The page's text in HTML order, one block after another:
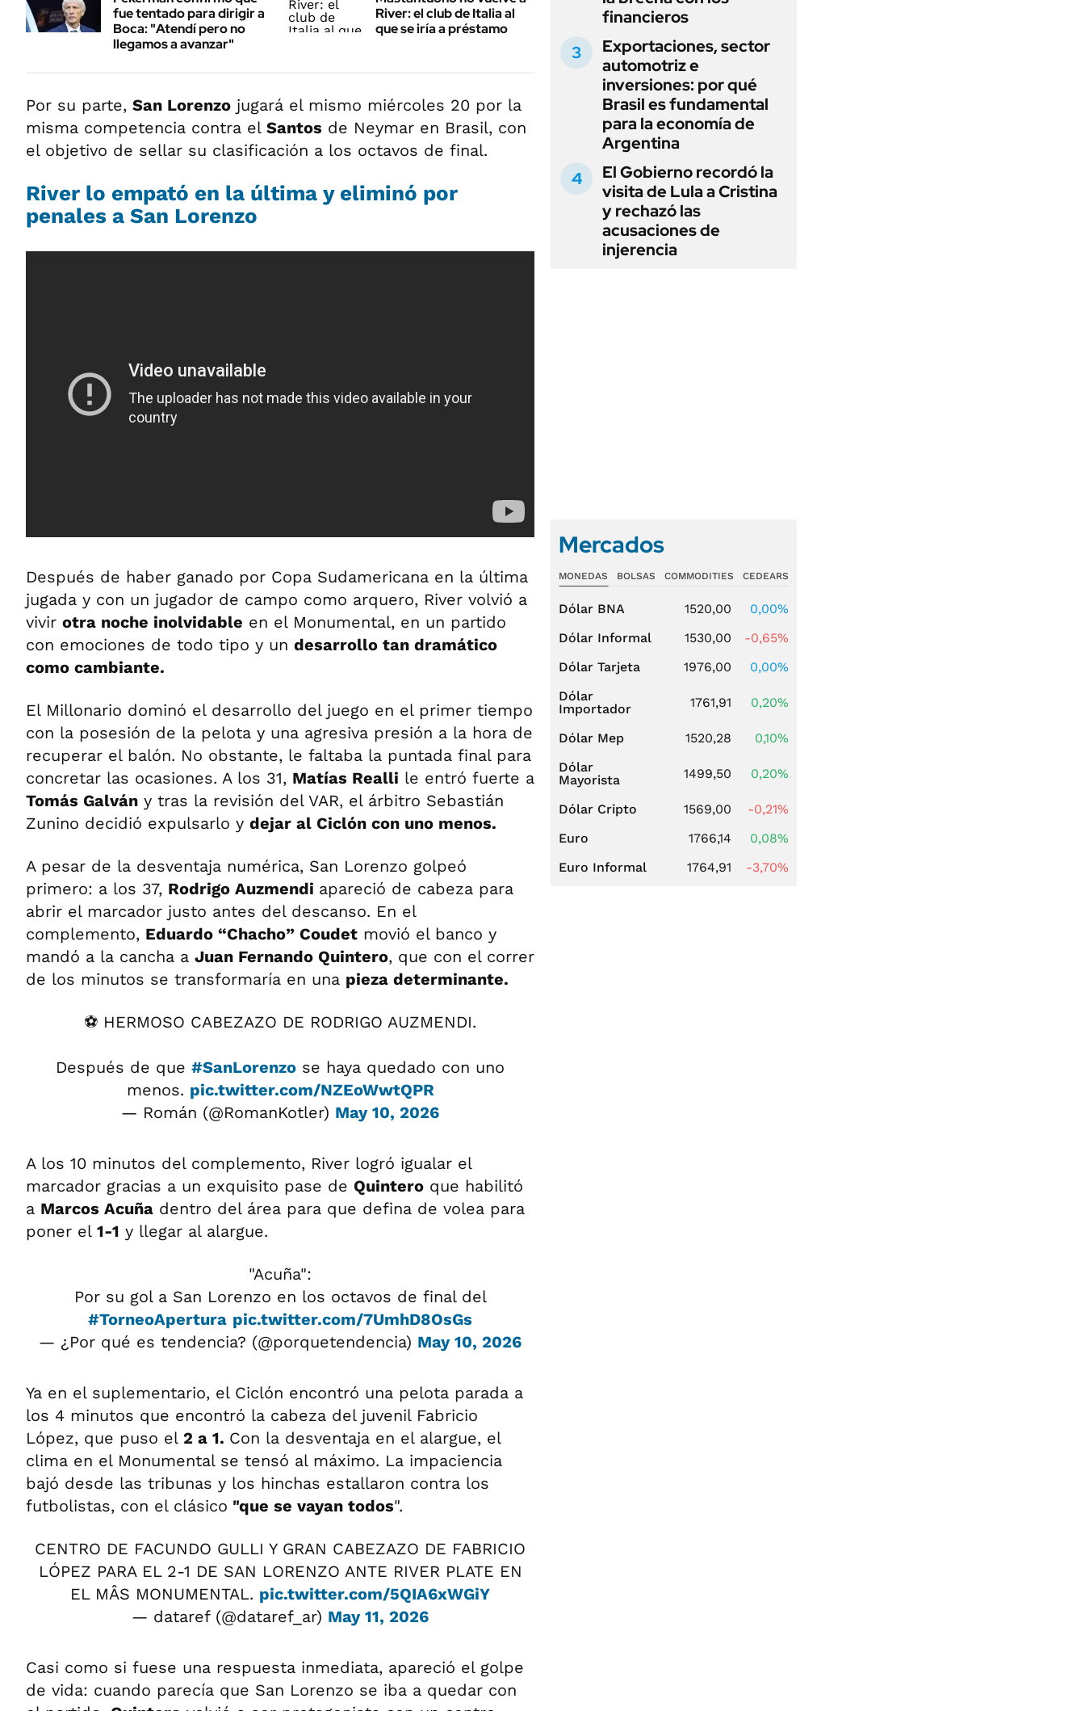
fue tentado para dirigir a
Boca: "Atendí pero no
llegamos a avanzar"
River: el club de Italia al
que se iría a préstamo
Por su parte, San Lorenzo jugará el mismo miércoles 20 por la
misma competencia contra el Santos de Neymar en Brasil, con
el objetivo de sellar su clasificación a los octavos de final.
River lo empató en la última y eliminó por
penales a San Lorenzo
Después de haber ganado por Copa Sudamericana en la última
jugada y con un jugador de campo como arquero, River volvió a
vivir otra noche inolvidable en el Monumental, en un partido
con emociones de todo tipo y un desarrollo tan dramático
como cambiante.
El Millonario dominó el desarrollo del juego en el primer tiempo
con la posesión de la pelota y una agresiva presión a la hora de
recuperar el balón. No obstante, le faltaba la puntada final para
concretar las ocasiones. A los 31, Matías Realli le entró fuerte a
Tomás Galván y tras la revisión del VAR, el árbitro Sebastián
Zunino decidió expulsarlo y dejar al Ciclón con uno menos.
A pesar de la desventaja numérica, San Lorenzo golpeó
primero: a los 37, Rodrigo Auzmendi apareció de cabeza para
abrir el marcador justo antes del descanso. En el
complemento, Eduardo “Chacho” Coudet movió el banco y
mandó a la cancha a Juan Fernando Quintero, que con el correr
de los minutos se transformaría en una pieza determinante.
⚽️ HERMOSO CABEZAZO DE RODRIGO AUZMENDI.
Después de que #SanLorenzo se haya quedado con uno
menos. pic.twitter.com/NZEoWwtQPR
— Román (@RomanKotler) May 10, 2026
A los 10 minutos del complemento, River logró igualar el
marcador gracias a un exquisito pase de Quintero que habilitó
a Marcos Acuña dentro del área para que defina de volea para
poner el 1-1 y llegar al alargue.
"Acuña":
Por su gol a San Lorenzo en los octavos de final del
#TorneoApertura pic.twitter.com/7UmhD8OsGs
— ¿Por qué es tendencia? (@porquetendencia) May 10, 2026
Ya en el suplementario, el Ciclón encontró una pelota parada a
los 4 minutos que encontró la cabeza del juvenil Fabricio
López, que puso el 2 a 1. Con la desventaja en el alargue, el
clima en el Monumental se tensó al máximo. La impaciencia
bajó desde las tribunas y los hinchas estallaron contra los
futbolistas, con el clásico "que se vayan todos".
CENTRO DE FACUNDO GULLI Y GRAN CABEZAZO DE FABRICIO
LÓPEZ PARA EL 2-1 DE SAN LORENZO ANTE RIVER PLATE EN
EL MÂS MONUMENTAL. pic.twitter.com/5QIA6xWGiY
— dataref (@dataref_ar) May 11, 2026
Casi como si fuese una respuesta inmediata, apareció el golpe
de vida: cuando parecía que San Lorenzo se iba a quedar con
financieros
Exportaciones, sector
automotriz e
inversiones: por qué
Brasil es fundamental
para la economía de
Argentina
El Gobierno recordó la
visita de Lula a Cristina
y rechazó las
acusaciones de
injerencia
Mercados
MONEDAS BOLSAS COMMODITIES CEDEARS
Dólar BNA 1520,00
0,00%
Dólar Informal
1530,00
-0,65%
Dólar Tarjeta
1976,00
0,00%
Dólar
Importador
1761,91 0,20%
Dólar Mep 1520,28
0,10%
Dólar
Mayorista
1499,50 0,20%
Dólar Cripto 1569,00
-0,21%
Euro
1766,14
0,08%
Euro Informal
1764,91 -3,70%